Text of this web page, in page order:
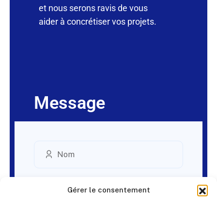
Gérer le consentement
et nous serons ravis de vous
aider à concrétiser vos projets.
Message